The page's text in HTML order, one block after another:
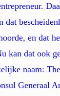
dat
en dat
kan dat ook
naam:
Generaal